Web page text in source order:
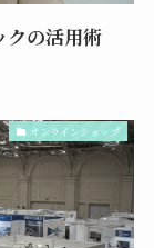
の活用術
オンラインショップ